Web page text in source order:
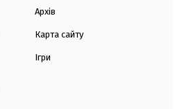
Архів
Карта сайту
Ігри